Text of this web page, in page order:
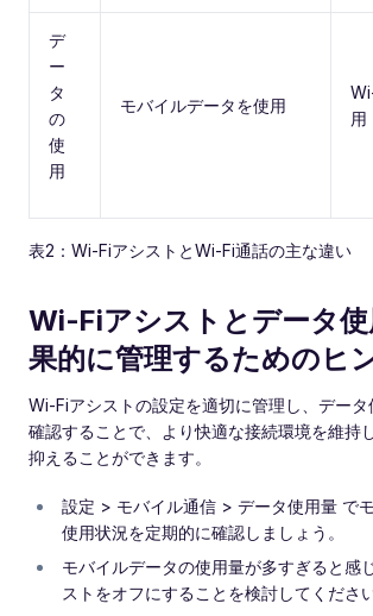
デ
ー
タ
の
使
用
モバイルデータを使用
用
表2：Wi‑FiアシストとWi‑Fi通話の主な違い
Wi‑Fiアシストとデータ
果的に管理するためのヒ
Wi‑Fiアシストの設定を適切に管理し、デー
確認することで、より快適な接続環境を維持
抑えることができます。
設定 > モバイル通信 > データ使用量 で
使用状況を定期的に確認しましょう。
モバイルデータの使用量が多すぎると感
ストをオフにすることを検討してください